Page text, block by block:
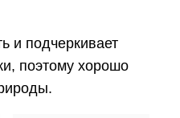
и подчеркивает
поэтому хорошо